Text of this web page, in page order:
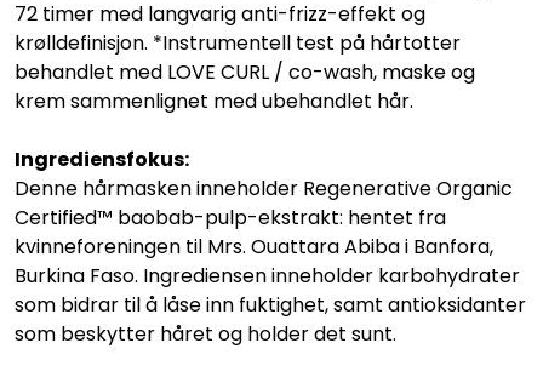
72 timer med langvarig anti-frizz-effekt og
krølldefinisjon. *Instrumentell test på hårtotter
behandlet med LOVE CURL / co-wash, maske og
krem sammenlignet med ubehandlet hår.
Ingrediensfokus:
Denne hårmasken inneholder Regenerative Organic
Certified™ baobab-pulp-ekstrakt: hentet fra
kvinneforeningen til Mrs. Ouattara Abiba i Banfora,
Burkina Faso. Ingrediensen inneholder karbohydrater
som bidrar til å låse inn fuktighet, samt antioksidanter
som beskytter håret og holder det sunt.